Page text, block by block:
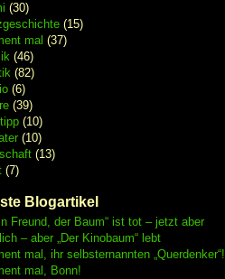
(30)
(15)
mal (37)
(46)
(82)
(6)
(39)
(10)
(10)
(13)
(7)
Blogartikel
Freund, der Baum“ ist tot – jetzt aber
– aber „Der Kinobaum“ lebt
mal, ihr selbsternannten „Querdenker“!
mal, Bonn!